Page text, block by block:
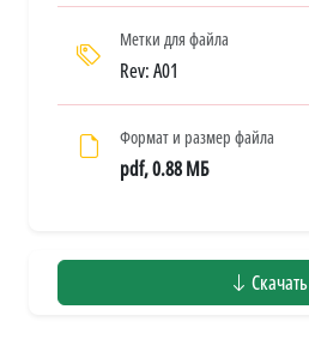
Метки для файла
Rev: A01
Формат и размер файла
pdf, 0.88 МБ
Скачать